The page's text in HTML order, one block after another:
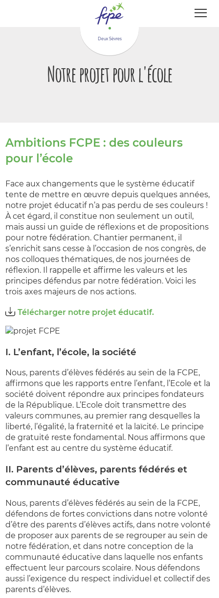
Deux Sèvres
Notre projet pour l'école
Ambitions FCPE : des couleurs
pour l’école
Face aux changements que le système éducatif
tente de mettre en œuvre depuis quelques années,
notre projet éducatif n’a pas perdu de ses couleurs !
À cet égard, il constitue non seulement un outil,
mais aussi un guide de réflexions et de propositions
pour notre fédération. Chantier permanent, il
s’enrichit sans cesse à l’occasion de nos congrès, de
nos colloques thématiques, de nos journées de
réflexion. Il rappelle et affirme les valeurs et les
principes défendus par notre fédération. Voici les
trois axes majeurs de nos actions.
Télécharger notre projet éducatif.
I. L’enfant, l’école, la société
Nous, parents d’élèves fédérés au sein de la FCPE,
affirmons que les rapports entre l’enfant, l’Ecole et la
société doivent répondre aux principes fondateurs
de la République. L’Ecole doit transmettre des
valeurs communes, au premier rang desquelles la
liberté, l’égalité, la fraternité et la laïcité. Le principe
de gratuité reste fondamental. Nous affirmons que
l’enfant est au centre du système éducatif.
II. Parents d’élèves, parents fédérés et
communauté éducative
Nous, parents d’élèves fédérés au sein de la FCPE,
défendons de fortes convictions dans notre volonté
d’être des parents d’élèves actifs, dans notre volonté
de proposer aux parents de se regrouper au sein de
notre fédération, et dans notre conception de la
communauté éducative dans laquelle nos enfants
effectuent leur parcours scolaire. Nous défendons
aussi l’exigence du respect individuel et collectif des
parents d’élèves.
Panneau de gestion des cookies